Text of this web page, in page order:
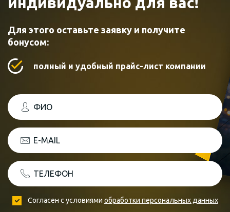
Для этого оставьте заявку и получите
бонусом:
полный и удобный прайс-лист компании
ФИО
E-MAIL
ТЕЛЕФОН
Согласен с условиями обработки персональных данных